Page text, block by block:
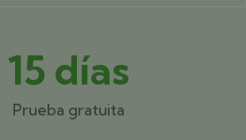
15 días
Prueba gratuita